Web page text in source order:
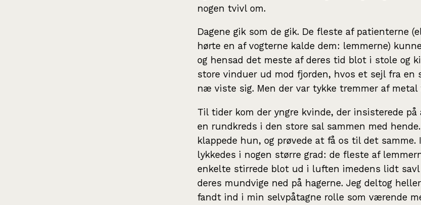
nogen tvivl om.
Dagene gik som de gik. De fleste af patienterne
hørte en af vogterne kalde dem: lemmerne)
og hensad det meste af deres tid blot i stole og
store vinduer ud mod fjorden, hvos et sejl fra en
næ viste sig. Men der var tykke tremmer af metal
Til tider kom der yngre kvinde, der insisterede
en rundkreds i den store sal sammen med
klappede hun, og prøvede at få os til det samme.
lykkedes i nogen større grad: de fleste af
enkelte stirrede blot ud i luften imedens lidt
deres mundvige ned på hagerne. Jeg deltog
fandt ind i min selvpåtagne rolle som værende